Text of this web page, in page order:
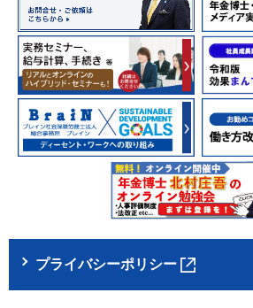
プライバシーポリシー